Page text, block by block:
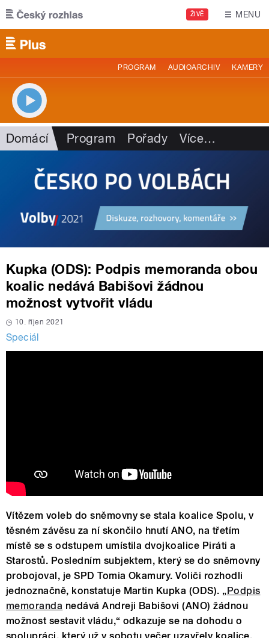
Přejít k hlavnímu obsahu
ŽIVĚ MENU
PROGRAM AUDIOARCHIV KAMERY
Domácí Program Pořady Více…
Kupka (ODS): Podpis memoranda obou
koalic nedává Babišovi žádnou
možnost vytvořit vládu
10. říjen 2021
Speciál
Vítězem voleb do sněmovny se stala koalice Spolu, v
těsném závěsu za ní skončilo hnutí ANO, na třetím
místě se s odstupem umístila dvojkoalice Piráti a
Starostů. Posledním subjektem, který se do sněmovny
probojoval, je SPD Tomia Okamury. Voliči rozhodli
jednoznačně, konstatuje Martin Kupka (ODS). „Podpis
memoranda nedává Andreji Babišovi (ANO) žádnou
možnost sestavit vládu,“ odkazuje se na dohodu o